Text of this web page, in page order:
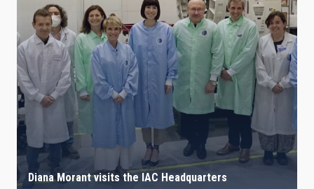
Diana Morant visits the IAC Headquarters